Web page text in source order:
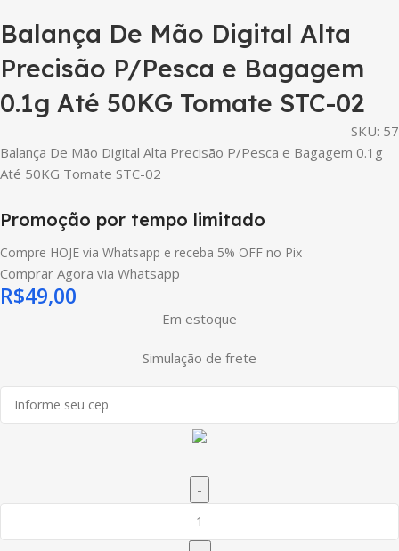
Balança De Mão Digital Alta
Precisão P/Pesca e Bagagem
0.1g Até 50KG Tomate STC-02
SKU: 57
Balança De Mão Digital Alta Precisão P/Pesca e Bagagem 0.1g
Até 50KG Tomate STC-02
Promoção por tempo limitado
Compre HOJE via Whatsapp e receba 5% OFF no Pix
Comprar Agora via Whatsapp
R$49,00
Em estoque
Simulação de frete